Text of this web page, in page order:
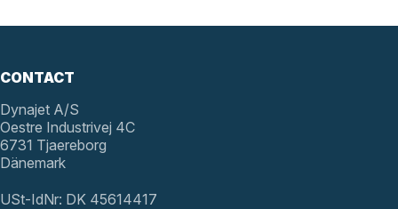
CONTACT
Dynajet A/S
Oestre Industrivej 4C
6731 Tjaereborg
Dänemark
USt-IdNr: DK 45614417